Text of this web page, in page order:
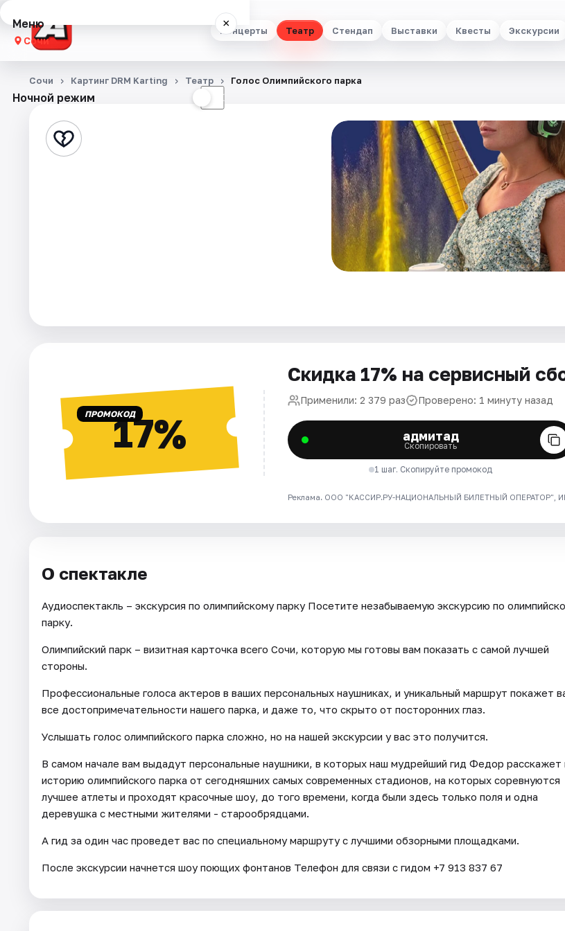
Концерты Театр Стендап Выставки Квесты Экскурсии
Меню ×
Сочи
Концерты
Стендап
Артисты
Рейтинги
Ночной режим ☾
Сочи Картинг DRM Karting Театр Голос Олимпийского парка
ПРОМОКОД17%
Скидка 17% на сервисный
Применили: 2 379 раз Проверено: 1 минуту назад
адмитад
Скопировать
1 шаг. Скопируйте промокод
Реклама. ООО "КАССИР.РУ-НАЦИОНАЛЬНЫЙ БИЛЕТНЫЙ ОПЕРАТОР",
О спектакле
Аудиоспектакль – экскурсия по олимпийскому парку Посетите незабываемую экскурсию по
парку.
Олимпийский парк – визитная карточка всего Сочи, которую мы готовы вам показать с самой лучшей
стороны.
Профессиональные голоса актеров в ваших персональных наушниках, и уникальный маршрут покажет
все достопримечательности нашего парка, и даже то, что скрыто от посторонних глаз.
Услышать голос олимпийского парка сложно, но на нашей экскурсии у вас это получится.
В самом начале вам выдадут персональные наушники, в которых наш мудрейший гид Федор расскажет
историю олимпийского парка от сегодняшних самых современных стадионов, на которых соревнуются
лучшее атлеты и проходят красочные шоу, до того времени, когда были здесь только поля и одна
деревушка с местными жителями - старообрядцами.
А гид за один час проведет вас по специальному маршруту с лучшими обзорными площадками.
После экскурсии начнется шоу поющих фонтанов Телефон для связи с гидом +7 913 837 67